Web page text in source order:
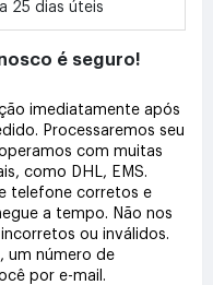
25 dias úteis
é seguro!
imediatamente após
Processaremos seu
com muitas
como DHL, EMS.
telefone corretos e
a tempo. Não nos
ou inválidos.
um número de
por e-mail.